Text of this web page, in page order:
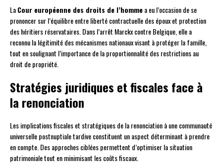
LaCour européenne des droits de l’hommea eu l’occasion de se
prononcer sur l’équilibre entre liberté contractuelle des époux et protection
des héritiers réservataires. Dans l’arrêt Marckx contre Belgique, elle a
reconnu la légitimité des mécanismes nationaux visant à protéger la famille,
tout en soulignant l’importance de la proportionnalité des restrictions au
droit de propriété.
Stratégies juridiques et fiscales face à
la renonciation
Les implications fiscales et stratégiques de la renonciation à une communauté
universelle postnuptiale tardive constituent un aspect déterminant à prendre
en compte. Des approches ciblées permettent d’optimiser la situation
patrimoniale tout en minimisant les coûts fiscaux.